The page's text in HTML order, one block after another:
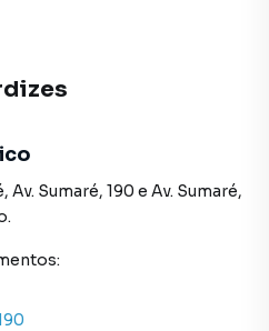
de fazer tudo
para simplificar a relação de
e gratuito! A Sell
com imóveis em diversas
Paulo.
, Av. Sumaré, 190 e Av. Sumaré,
: